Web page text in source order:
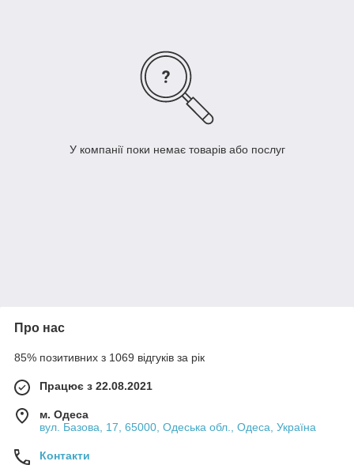
У компанії поки немає товарів або послуг
Про нас
85% позитивних з 1069 відгуків за рік
Працює з 22.08.2021
м. Одеса
вул. Базова, 17, 65000, Одеська обл., Одеса, Україна
Контакти